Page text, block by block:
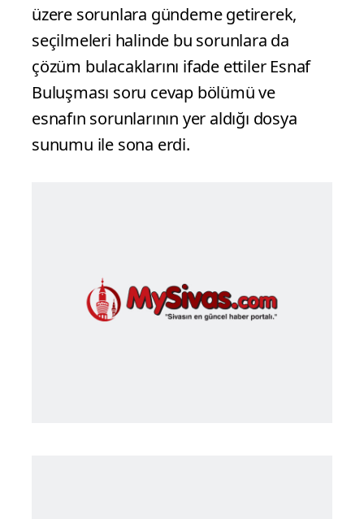
üzere sorunlara gündeme getirerek,
seçilmeleri halinde bu sorunlara da
çözüm bulacaklarını ifade ettiler Esnaf
Buluşması soru cevap bölümü ve
esnafın sorunlarının yer aldığı dosya
sunumu ile sona erdi.